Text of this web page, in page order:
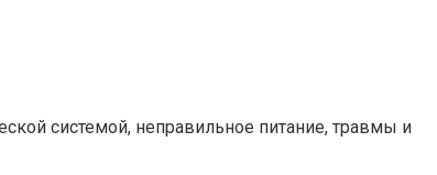
системой, неправильное питание, травмы и